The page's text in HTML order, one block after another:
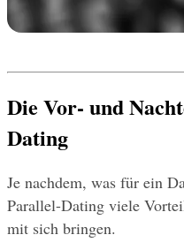
Die Vor- und
Dating
Je nachdem, was für ein
Parallel-Dating viele
mit sich bringen.